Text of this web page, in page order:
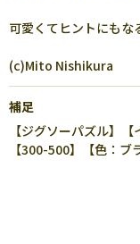
可愛くてヒントにもな
(c)Mito Nishikura
補足
【ジグソーパズル】
【300-500】【色：ブ